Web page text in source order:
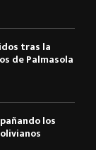
tras la
de Palmasola
los